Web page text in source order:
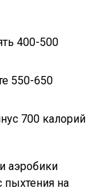
400-500
550-650
700 калорий
аэробики
пыхтения на